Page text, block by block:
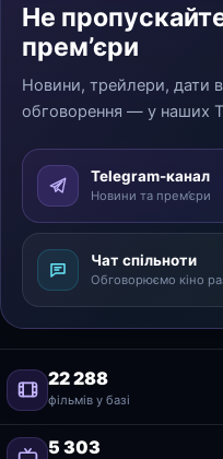
Не
прем’єри
Новини, трейлери, дати
обговорення — у наших
Telegram-канал
Новини та прем’єри
Чат спільноти
Обговорюємо кіно
22 288
фільмів у базі
5 303